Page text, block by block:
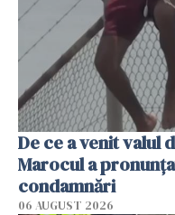
De ce a venit valul
Marocul a
condamnări
06 AUGUST 2026